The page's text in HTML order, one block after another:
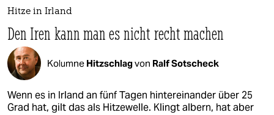
Hitze in Irland
Den Iren kann man es nicht recht machen
Kolumne Hitzschlagvon Ralf Sotscheck
Wenn es in Irland an fünf Tagen hintereinander über 25
Grad hat, gilt das als Hitzewelle. Klingt albern, hat aber